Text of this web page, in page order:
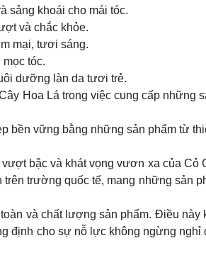
sảng khoái cho mái tóc.
và chắc khỏe.
mại, tươi sáng.
tóc.
dưỡng làn da tươi trẻ.
Hoa Lá trong việc cung cấp
bền vững bằng những sản phẩm từ
bậc và khát vọng vươn xa của Cỏ
trường quốc tế, mang những sản
và chất lượng sản phẩm. Điều này
định cho sự nỗ lực không ngừng